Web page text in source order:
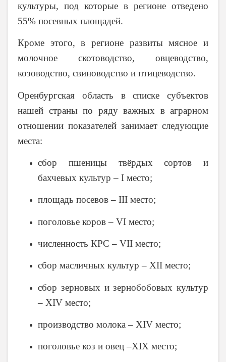
культуры, под которые в регионе отведено
55% посевных площадей.
Кроме этого, в регионе развиты мясное и
молочное скотоводство, овцеводство,
козоводство, свиноводство и птицеводство.
Оренбургская область в списке субъектов
нашей страны по ряду важных в аграрном
отношении показателей занимает следующие
места:
сбор пшеницы твёрдых сортов и
бахчевых культур – I место;
площадь посевов – III место;
поголовье коров – VI место;
численность КРС – VII место;
сбор масличных культур – XII место;
сбор зерновых и зернобобовых культур
– XIV место;
производство молока – XIV место;
поголовье коз и овец –XIX место;